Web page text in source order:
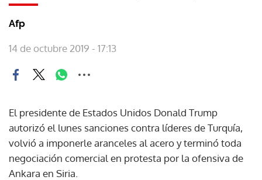
Afp
14 de octubre 2019 - 17:13
El presidente de Estados Unidos Donald Trump
autorizó el lunes sanciones contra líderes de Turquía,
volvió a imponerle aranceles al acero y terminó toda
negociación comercial en protesta por la ofensiva de
Ankara en Siria.